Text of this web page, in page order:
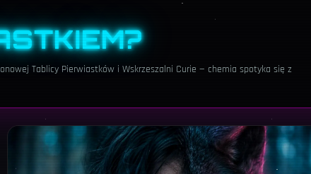
Tablicy Pierwiastków i Wskrzeszalni Curie — chemia spotyka się z